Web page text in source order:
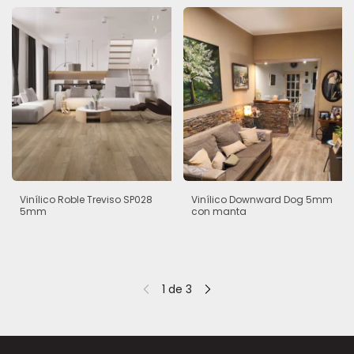
Vinílico Roble Treviso SP028
5mm
Vinílico Downward Dog 5mm
con manta
1 de 3